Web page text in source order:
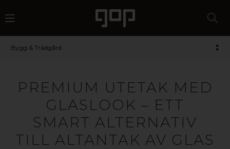
Bygg & Trädgård
PREMIUM UTETAK MED
GLASLOOK – ETT
SMART ALTERNATIV
TILL ALTANTAK AV GLAS